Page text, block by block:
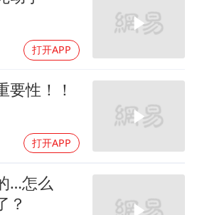
打开APP
要性！！
打开APP
…怎么
？